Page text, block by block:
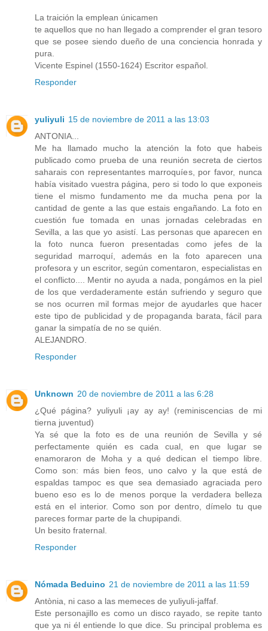
La traición la emplean únicamen
te aquellos que no han llegado a comprender el gran tesoro
que se posee siendo dueño de una conciencia honrada y
pura.
Vicente Espinel (1550-1624) Escritor español.
Responder
yuliyuli 15 de noviembre de 2011 a las 13:03
ANTONIA...
Me ha llamado mucho la atención la foto que habeis
publicado como prueba de una reunión secreta de ciertos
saharais con representantes marroquíes, por favor, nunca
había visitado vuestra página, pero si todo lo que exponeis
tiene el mismo fundamento me da mucha pena por la
cantidad de gente a las que estais engañando. La foto en
cuestión fue tomada en unas jornadas celebradas en
Sevilla, a las que yo asistí. Las personas que aparecen en
la foto nunca fueron presentadas como jefes de la
seguridad marroquí, además en la foto aparecen una
profesora y un escritor, según comentaron, especialistas en
el conflicto.... Mentir no ayuda a nada, pongámos en la piel
de los que verdaderamente están sufriendo y seguro que
se nos ocurren mil formas mejor de ayudarles que hacer
este tipo de publicidad y de propaganda barata, fácil para
ganar la simpatía de no se quién.
ALEJANDRO.
Responder
Unknown 20 de noviembre de 2011 a las 6:28
¿Qué página? yuliyuli ¡ay ay ay! (reminiscencias de mi
tierna juventud)
Ya sé que la foto es de una reunión de Sevilla y sé
perfectamente quién es cada cual, en que lugar se
enamoraron de Moha y a qué dedican el tiempo libre.
Como son: más bien feos, uno calvo y la que está de
espaldas tampoc es que sea demasiado agraciada pero
bueno eso es lo de menos porque la verdadera belleza
está en el interior. Como son por dentro, dímelo tu que
pareces formar parte de la chupipandi.
Un besito fraternal.
Responder
Nómada Beduino 21 de noviembre de 2011 a las 11:59
Antònia, ni caso a las memeces de yuliyuli-jaffaf.
Este personajillo es como un disco rayado, se repite tanto
que ya ni él entiende lo que dice. Su principal problema es